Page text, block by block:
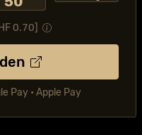
0.70
Pay • Apple Pay